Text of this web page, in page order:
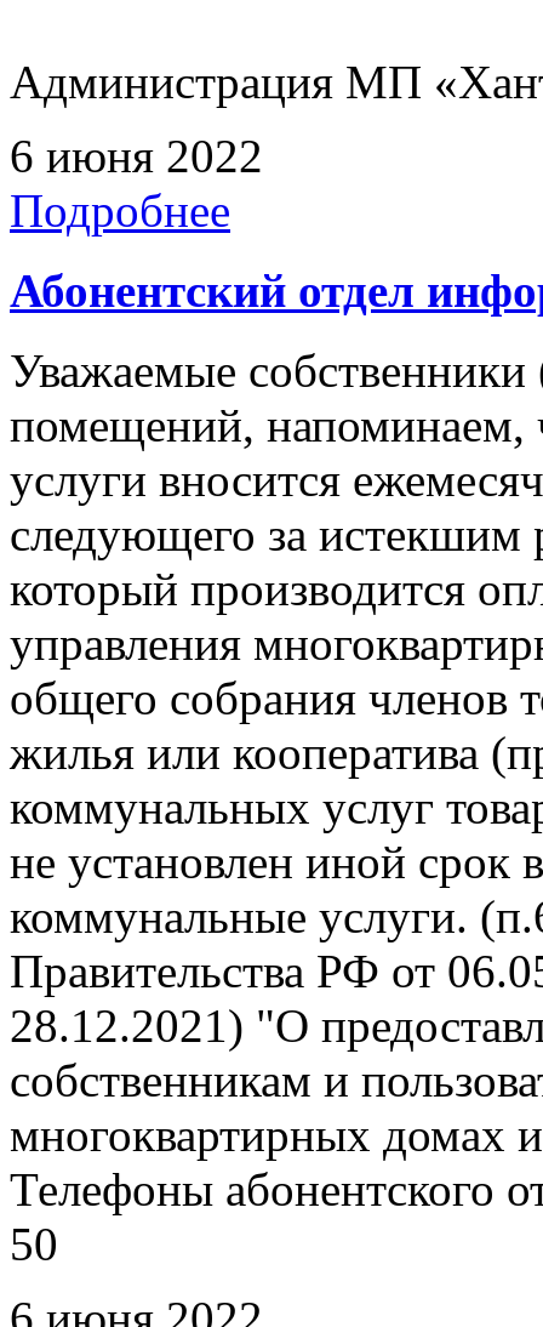
Администрация МП
6 июня 2022
Подробнее
Абонентский отдел
Уважаемые
помещений, напоминаем,
услуги вносится
следующего за истекшим
который производится
управления
общего собрания членов
жилья или кооператива
коммунальных услуг
не установлен иной срок
коммунальные услуги.
Правительства РФ от
28.12.2021) "О
собственникам и
многоквартирных домах
Телефоны абонентского
50